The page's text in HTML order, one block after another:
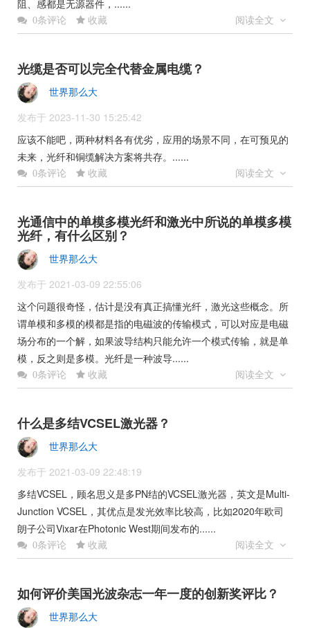
阻、感都是无源器件，......
0条评论 收藏 阅读全文
光缆是否可以完全代替金属电缆？
世界那么大
发布于 2023-11-30 15:25:42
应该不能吧，两种材料各有优劣，应用的场景不同，在可预见的
未来，光纤和铜缆解决方案将共存。......
0条评论 收藏 阅读全文
光通信中的单模多模光纤和激光中所说的单模多模
光纤，有什么区别？
世界那么大
发布于 2021-03-09 22:55:06
这个问题很奇怪，估计是没有真正搞懂光纤，激光这些概念。所
谓单模和多模的模都是指的电磁波的传输模式，可以对应是电磁
场分布的一个解，如果波导结构只能允许一个模式传输，就是单
模，反之则是多模。光纤是一种波导......
0条评论 收藏 阅读全文
什么是多结VCSEL激光器？
世界那么大
发布于 2021-03-09 22:48:19
多结VCSEL，顾名思义是多PN结的VCSEL激光器，英文是Multi-
Junction VCSEL，其优点是发光效率比较高，比如2020年欧司
朗子公司Vixar在Photonic West期间发布的......
0条评论 收藏 阅读全文
如何评价美国光波杂志一年一度的创新奖评比？
世界那么大